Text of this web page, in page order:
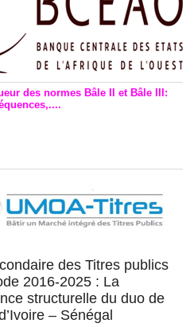
des normes Bâle II et Bâle III:
des Titres publics
2016-2025 : La
structurelle du duo de
– Sénégal